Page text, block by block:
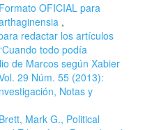
Formato OFICIAL para
,
redactar los artículos
todo podía
de Marcos según Xabier
29 Núm. 55 (2013):
Notas y
Brett, Mark G., Political